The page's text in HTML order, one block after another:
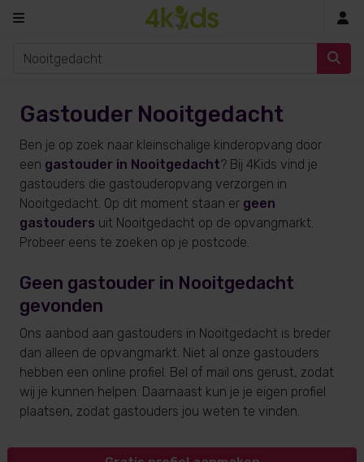
Gastouder Nooitgedacht
Ben je op zoek naar kleinschalige kinderopvang door
een gastouder in Nooitgedacht? Bij 4Kids vind je
gastouders die gastouderopvang verzorgen in
Nooitgedacht. Op dit moment staan er geen
gastouders uit Nooitgedacht op de opvangmarkt.
Probeer eens te zoeken op je postcode.
Geen gastouder in Nooitgedacht
gevonden
Ons aanbod aan gastouders in Nooitgedacht is breder
dan alleen de opvangmarkt. Niet al onze gastouders
hebben een online profiel. Bel of mail ons gerust, zodat
wij je kunnen helpen. Daarnaast kun je je eigen profiel
plaatsen, zodat gastouders jou weten te vinden.